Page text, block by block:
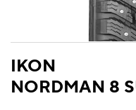
IKON
NORDMAN 8